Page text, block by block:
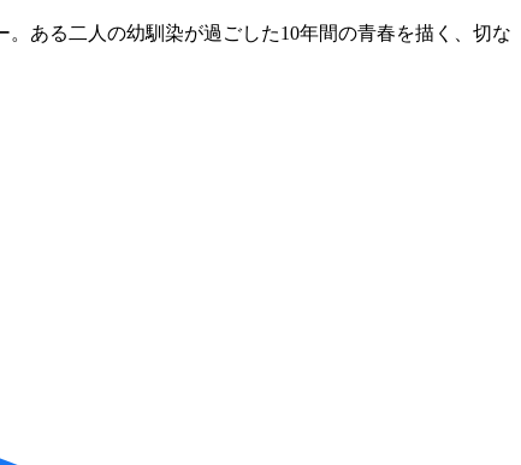
ある二人の幼馴染が過ごした10年間の青春を描く、切な